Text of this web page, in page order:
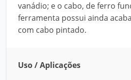
vanádio; e o cabo, de ferro
ferramenta possui ainda
com cabo pintado.
Uso / Aplicações